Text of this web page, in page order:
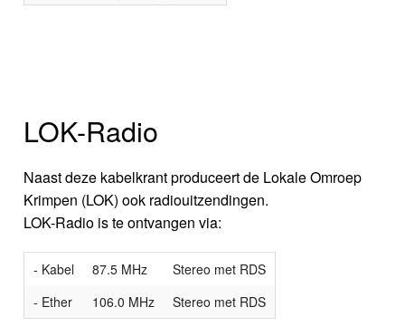
LOK-Radio
Naast deze kabelkrant produceert de Lokale Omroep
Krimpen (LOK) ook radiouitzendingen.
LOK-Radio is te ontvangen via:
- Kabel 87.5 MHz
Stereo met RDS
- Ether
106.0 MHz Stereo met RDS